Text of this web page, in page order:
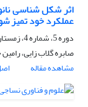
اثر شکل شناسی
عملکرد خود تمیز
دوره 5، شماره 4، زمستان 1394، صفحه
صابره گلاب زایی،
مشاهده مقاله